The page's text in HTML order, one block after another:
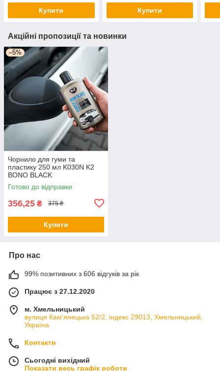
Купити Купити
Акційні пропозиції та новинки
–5%
Чорнило для гуми та
пластику 250 мл K030N K2
BONO BLACK
Готово до відправки
356,25 ₴ 375 ₴
Купити
Про нас
99% позитивних з 606 відгуків за рік
Працює з 27.12.2020
м. Хмельницький
вулиця Кам'янецька 52/2, індекс 29013, Хмельницький,
Україна
Контакти
Сьогодні вихідний
Показати весь графік роботи